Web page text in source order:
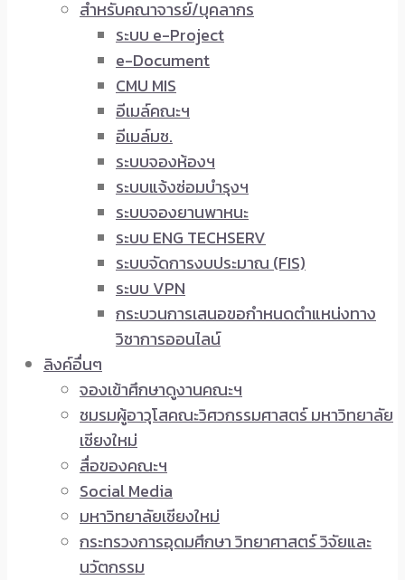
สำหรับคณาจารย์/บุคลากร
ระบบ e-Project
e-Document
CMU MIS
อีเมล์คณะฯ
อีเมล์มช.
ระบบจองห้องฯ
ระบบแจ้งซ่อมบำรุงฯ
ระบบจองยานพาหนะ
ระบบ ENG TECHSERV
ระบบจัดการงบประมาณ (FIS)
ระบบ VPN
กระบวนการเสนอขอกำหนดตำแหน่งทาง
วิชาการออนไลน์
ลิงค์อื่นๆ
จองเข้าศึกษาดูงานคณะฯ
ชมรมผู้อาวุโสคณะวิศวกรรมศาสตร์ มหาวิทยาลัย
เชียงใหม่
สื่อของคณะฯ
Social Media
มหาวิทยาลัยเชียงใหม่
กระทรวงการอุดมศึกษา วิทยาศาสตร์ วิจัยและ
นวัตกรรม